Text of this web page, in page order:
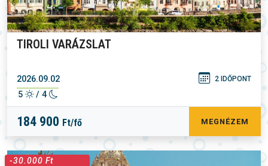
TIROLI VARÁZSLAT
2026.09.02 2 IDŐPONT
5 / 4
184 900 Ft/fő MEGNÉZEM
-30.000 Ft